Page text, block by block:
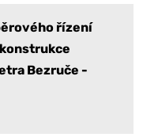
řízení
Bezruče -